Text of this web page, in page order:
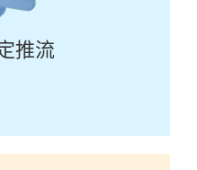
推流